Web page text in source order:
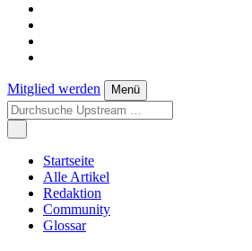
Mitglied werden Menü
Startseite
Alle Artikel
Redaktion
Community
Glossar